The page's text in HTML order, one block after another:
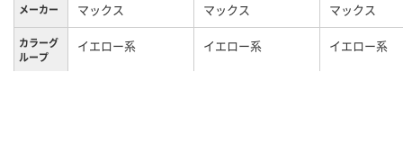
メーカー マックス マックス マックス
カラーグ
ループ
イエロー系 イエロー系 イエロー系